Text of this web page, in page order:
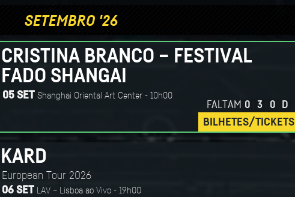
SETEMBRO '26
CRISTINA BRANCO – FESTIVAL
FADO SHANGAI
05 SET Shanghai Oriental Art Center - 10h00
FALTAM 0 3 0 D
BILHETES/TICKETS
KARD
European Tour 2026
06 SET LAV – Lisboa ao Vivo - 19h00